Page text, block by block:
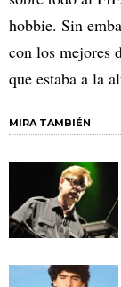
hobbie. Sin
con los mejores
que estaba a la
MIRA TAMBIÉN